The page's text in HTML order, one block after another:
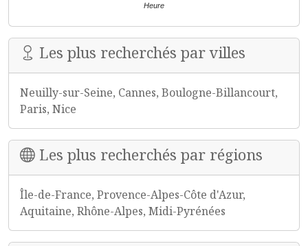
Heure
Les plus recherchés par villes
Neuilly-sur-Seine, Cannes, Boulogne-Billancourt,
Paris, Nice
Les plus recherchés par régions
Île-de-France, Provence-Alpes-Côte d'Azur,
Aquitaine, Rhône-Alpes, Midi-Pyrénées